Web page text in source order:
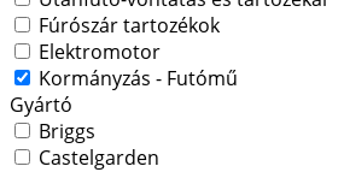
Fúrószár tartozékok
Elektromotor
Kormányzás - Futómű
Gyártó
Briggs
Castelgarden